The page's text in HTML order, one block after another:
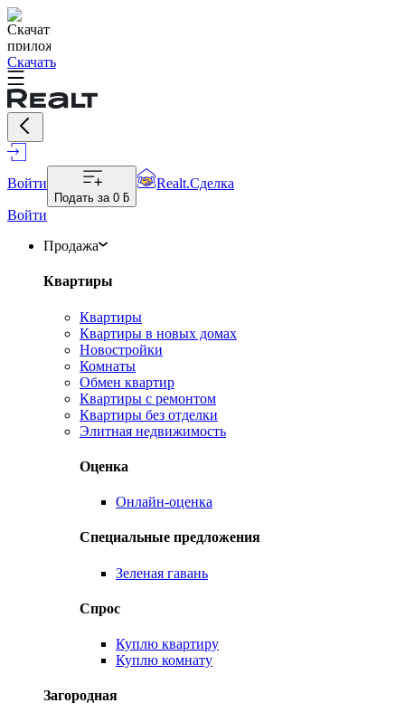
Скачать
Войти
Подать за 0 ƃ
Realt.Сделка
Войти
Продажа
Квартиры
Квартиры
Квартиры в новых домах
Новостройки
Комнаты
Обмен квартир
Квартиры с ремонтом
Квартиры без отделки
Элитная недвижимость
Оценка
Онлайн-оценка
Специальные предложения
Зеленая гавань
Спрос
Куплю квартиру
Куплю комнату
Загородная